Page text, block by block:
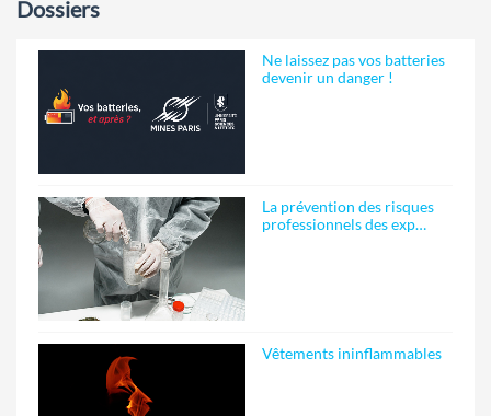
Dossiers
Ne laissez pas vos batteries
devenir un danger !
La prévention des risques
professionnels des exp…
Vêtements ininflammables